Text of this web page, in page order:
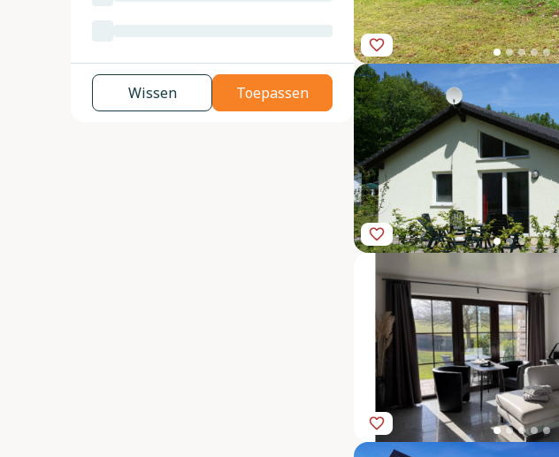
Wissen Toepassen